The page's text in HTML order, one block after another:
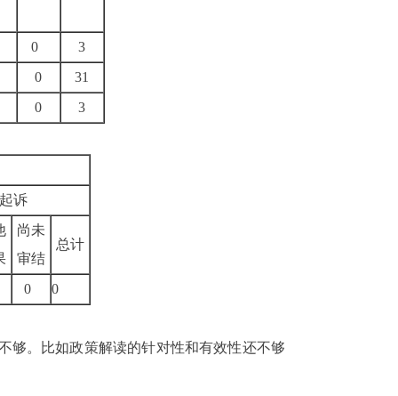
0
3
0
31
0
3
诉
尚未
审结
总计
0
0
够。比如政策解读的针对性和有效性还不够